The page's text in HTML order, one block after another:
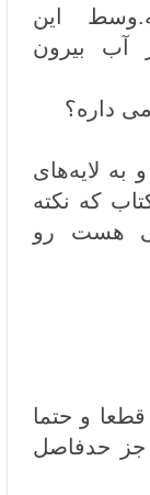
این
آب بیرون
داره؟
به لایه‌های
که نکته
هست رو
قطعا و حتما
جز حدفاصل